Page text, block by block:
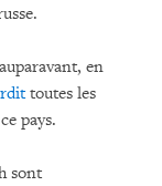
en
toutes les
pays.
sont